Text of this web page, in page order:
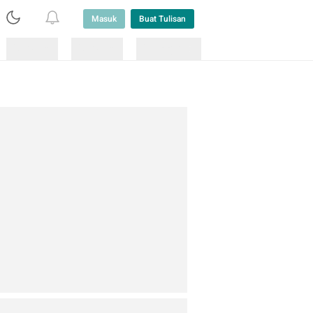
Masuk Buat Tulisan